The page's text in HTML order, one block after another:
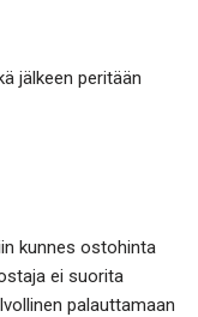
jälkeen peritään
kunnes ostohinta
ei suorita
palauttamaan